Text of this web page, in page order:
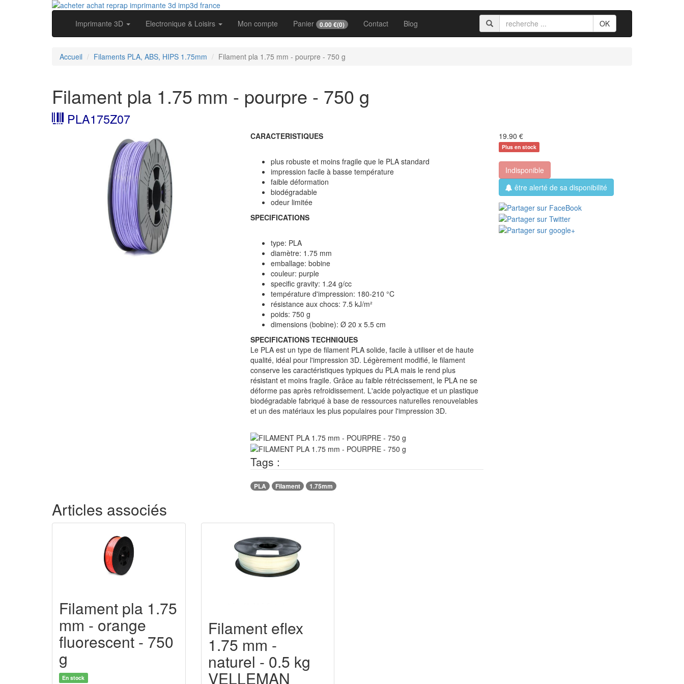
Imprimante 3D Electronique & Loisirs Mon compte Panier 0.00 €(0) Contact Blog OK
Accueil Filaments PLA, ABS, HIPS 1.75mm Filament pla 1.75 mm - pourpre - 750 g
Filament pla 1.75 mm - pourpre - 750 g
PLA175Z07
CARACTERISTIQUES
plus robuste et moins fragile que le PLA standard
impression facile à basse température
faible déformation
biodégradable
odeur limitée
SPECIFICATIONS
type: PLA
diamètre: 1.75 mm
emballage: bobine
couleur: purple
specific gravity: 1.24 g/cc
température d'impression: 180-210 °C
résistance aux chocs: 7.5 kJ/m²
poids: 750 g
dimensions (bobine): Ø 20 x 5.5 cm
SPECIFICATIONS TECHNIQUES
Le PLA est un type de filament PLA solide, facile à utiliser et de haute
qualité, idéal pour l'impression 3D. Légèrement modifié, le filament
conserve les caractéristiques typiques du PLA mais le rend plus
résistant et moins fragile. Grâce au faible rétrécissement, le PLA ne se
déforme pas après refroidissement. L'acide polyactique et un plastique
biodégradable fabriqué à base de ressources naturelles renouvelables
et un des matériaux les plus populaires pour l'impression 3D.
Tags :
PLA Filament 1.75mm
19.90 €
Plus en stock
Indisponible
être alerté de sa disponibilité
Articles associés
Filament pla 1.75
mm - orange
fluorescent - 750
g
En stock
Filament eflex
1.75 mm -
naturel - 0.5 kg
VELLEMAN